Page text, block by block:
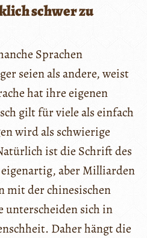
schwer zu
Sprachen
seien als andere, weist
hat ihre eigenen
gilt für viele als einfach
wird als schwierige
ist die Schrift des
aber Milliarden
mit der chinesischen
unterscheiden sich in
Daher hängt die